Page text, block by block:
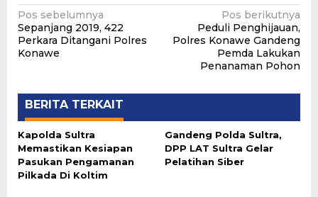
Navigasi
pos
Pos sebelumnya
Sepanjang 2019, 422
Perkara Ditangani Polres
Konawe
Pos berikutnya
Peduli Penghijauan,
Polres Konawe Gandeng
Pemda Lakukan
Penanaman Pohon
BERITA TERKAIT
Kapolda Sultra
Memastikan Kesiapan
Pasukan Pengamanan
Pilkada Di Koltim
Gandeng Polda Sultra,
DPP LAT Sultra Gelar
Pelatihan Siber